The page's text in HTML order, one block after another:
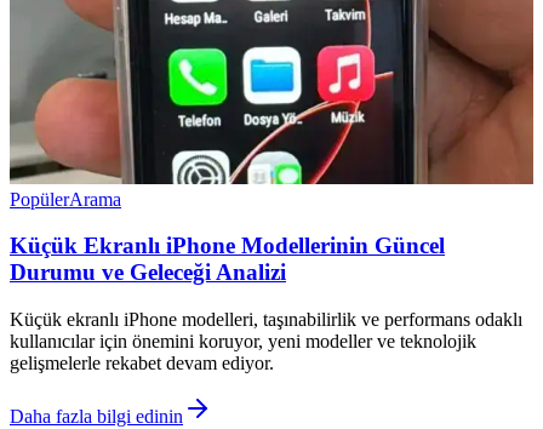
PopülerArama
Küçük Ekranlı iPhone Modellerinin Güncel
Durumu ve Geleceği Analizi
Küçük ekranlı iPhone modelleri, taşınabilirlik ve performans odaklı
kullanıcılar için önemini koruyor, yeni modeller ve teknolojik
gelişmelerle rekabet devam ediyor.
Daha fazla bilgi edinin